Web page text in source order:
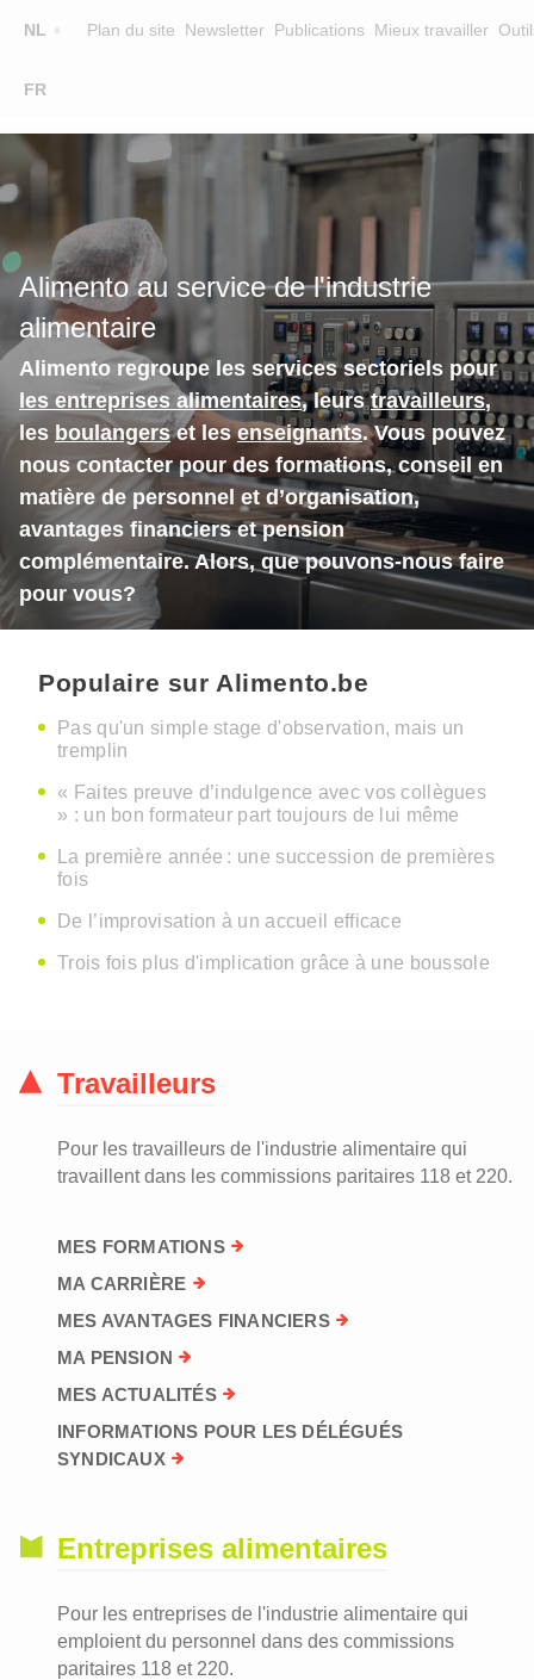
NL
FR
Plan du site Newsletter Publications Mieux travailler
Main
navigation
FORMATION
FORMATEURS
SUR ALIMENTO
EQUIPE
CONTACT
CHERCHER UNE FORMATION
Alimento au service de l'industrie
alimentaire
Alimento regroupe les services sectoriels pour
les entreprises alimentaires, leurstravailleurs,
les boulangerset lesenseignants. Vous pouvez
nous contacter pour des formations, conseil en
matière de personnel et d’organisation,
avantages financiers et pension
complémentaire. Alors, que pouvons-nous faire
pour vous?
Populaire sur Alimento.be
Pas qu'un simple stage d'observation, mais un
tremplin
« Faites preuve d’indulgence avec vos collègues
» : un bon formateur part toujours de lui même
La première année : une succession de premières
fois
De l’improvisation à un accueil efficace
Trois fois plus d'implication grâce à une boussole
Travailleurs
Pour les travailleurs de l'industrie alimentaire qui
travaillent dans les commissions paritaires 118 et 220.
MES FORMATIONS
MA CARRIÈRE
MES AVANTAGES FINANCIERS
MA PENSION
MES ACTUALITÉS
INFORMATIONS POUR LES DÉLÉGUÉS
SYNDICAUX
Entreprises alimentaires
Pour les entreprises de l'industrie alimentaire qui
emploient du personnel dans des commissions
paritaires 118 et 220.